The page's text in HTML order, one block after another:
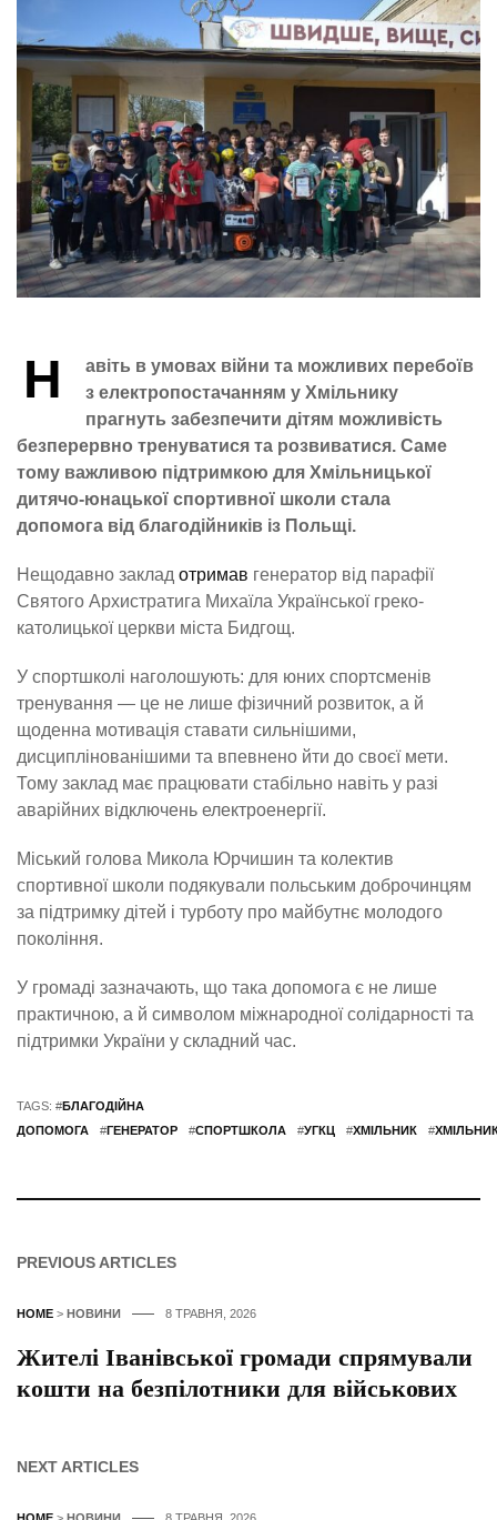
Н
авіть в умовах війни та можливих перебоїв
з електропостачанням у Хмільнику
прагнуть забезпечити дітям можливість
безперервно тренуватися та розвиватися. Саме
тому важливою підтримкою для Хмільницької
дитячо-юнацької спортивної школи стала
допомога від благодійників із Польщі.
Нещодавно заклад отримав генератор від парафії
Святого Архистратига Михаїла Української греко-
католицької церкви міста Бидгощ.
У спортшколі наголошують: для юних спортсменів
тренування — це не лише фізичний розвиток, а й
щоденна мотивація ставати сильнішими,
дисциплінованішими та впевнено йти до своєї мети.
Тому заклад має працювати стабільно навіть у разі
аварійних відключень електроенергії.
Міський голова Микола Юрчишин та колектив
спортивної школи подякували польським доброчинцям
за підтримку дітей і турботу про майбутнє молодого
покоління.
У громаді зазначають, що така допомога є не лише
практичною, а й символом міжнародної солідарності та
підтримки України у складний час.
TAGS: #БЛАГОДІЙНА
ДОПОМОГА
#ГЕНЕРАТОР #СПОРТШКОЛА #УГКЦ #ХМІЛЬНИК #
PREVIOUS ARTICLES
HOME > НОВИНИ 8 ТРАВНЯ, 2026
Жителі Іванівської громади спрямували
кошти на безпілотники для військових
NEXT ARTICLES